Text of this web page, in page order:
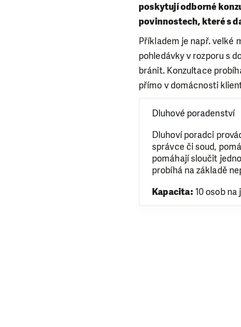
poskytují odborné
povinnostech, které s
Příkladem je např. velké
pohledávky v rozporu s
bránit. Konzultace
přímo v domácnosti
Dluhové poradenství
Dluhoví poradci
správce či soud,
pomáhají sloučit
probíhá na základě
Kapacita: 10 osob